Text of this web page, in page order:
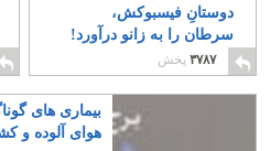
دوستانِ فیسبوکش،
سرطان را به زانو درآورد!
۱
۳۷۸۷ پخش
بیماری های
هوای آلوده و